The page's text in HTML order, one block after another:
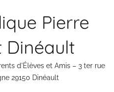
Pierre
Dinéault
d'Élèves et Amis – 3 ter rue
29150 Dinéault